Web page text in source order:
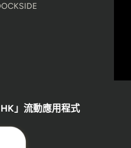
」流動應用程式